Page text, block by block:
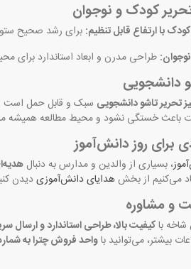
کودک و نوجوان
با ارتفاع قابل تنظیم: برای رشد صحیح
طراحی مدرن و ابعاد استاندارد برای
دانشجویی
تحریر تاشو دانشجویی سبک و قابل حمل است و
باعث خستگی نشود و محیط مطالعه همیشه
برای روز دانش‌آموز
، بسیاری از والدین و مدارس به دنبال
می‌کنیم از بخش هدایای دانش‌آموزیدیدن
و مشاوره
باکیفیت بالا، طراحی استاندارد و ارسال
بیشتر، می‌توانید باواحد فروش چترا به شماره